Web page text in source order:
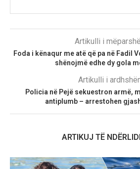
Artikulli i
Foda i kënaqur me atë që pa në Fadil
shënojmë edhe dy gola
Artikulli i
Policia në Pejë sekuestron armë,
antiplumb – arrestohen
ARTIKUJ TË